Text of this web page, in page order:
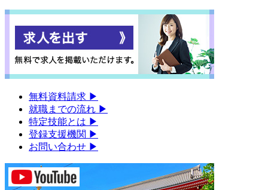
無料資料請求 ▶︎
就職までの流れ ▶︎
特定技能とは ▶︎
登録支援機関 ▶︎
お問い合わせ ▶︎